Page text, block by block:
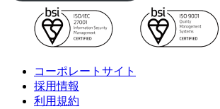
コーポレートサイト
採用情報
利用規約